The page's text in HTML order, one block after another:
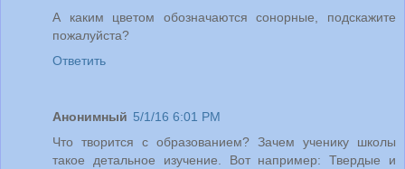
А каким цветом обозначаются сонорные, подскажите
пожалуйста?
Ответить
Анонимный 5/1/16 6:01 PM
Что творится с образованием? Зачем ученику школы
такое детальное изучение. Вот например: Твердые и